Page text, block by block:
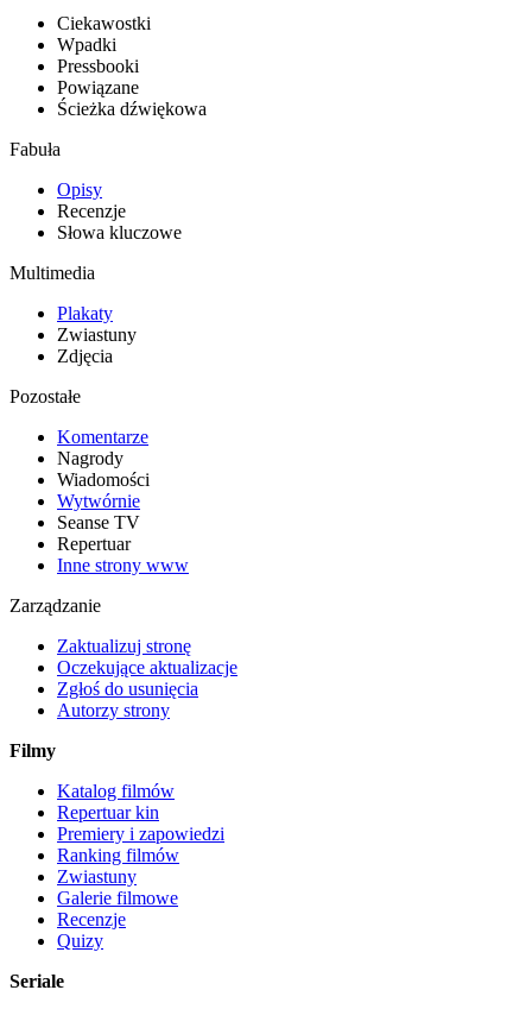
Ciekawostki
Wpadki
Pressbooki
Powiązane
Ścieżka dźwiękowa
Fabuła
Opisy
Recenzje
Słowa kluczowe
Multimedia
Plakaty
Zwiastuny
Zdjęcia
Pozostałe
Komentarze
Nagrody
Wiadomości
Wytwórnie
Seanse TV
Repertuar
Inne strony www
Zarządzanie
Zaktualizuj stronę
Oczekujące aktualizacje
Zgłoś do usunięcia
Autorzy strony
Filmy
Katalog filmów
Repertuar kin
Premiery i zapowiedzi
Ranking filmów
Zwiastuny
Galerie filmowe
Recenzje
Quizy
Seriale